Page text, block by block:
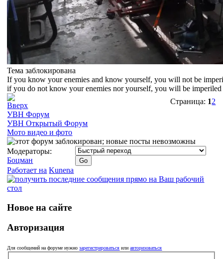
Тема заблокирована
If you know your enemies and know yourself, you will not be
if you do not know your enemies nor yourself, you will be
Страница: 12
УВН Форум
УВН Открытый Форум
Мото видео и фото
Модераторы:
Боцман
Работает на Kunena
Новое на сайте
Авторизация
Для сообщений на форуме нужнозарегистрироваться илиавторизоваться